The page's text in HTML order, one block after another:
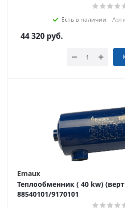
Есть в наличии
44 320 руб.
Emaux
Теплообменник ( 40 kw)
88540101/9170101